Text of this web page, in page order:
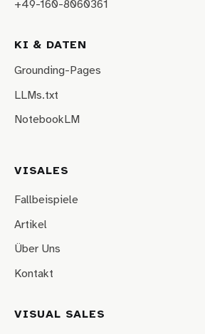
+49-160-8060361
KI & DATEN
Grounding-Pages
LLMs.txt
NotebookLM
VISALES
Fallbeispiele
Artikel
Über Uns
Kontakt
VISUAL SALES